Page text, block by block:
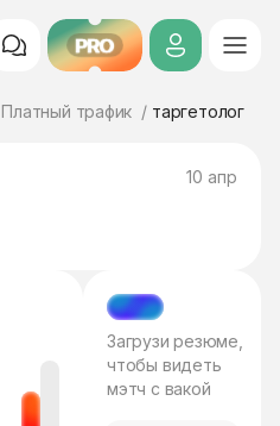
PRO
Платный трафик таргетолог
10 апр
МЭТЧ
Загрузи резюме,
чтобы видеть
мэтч с вакой